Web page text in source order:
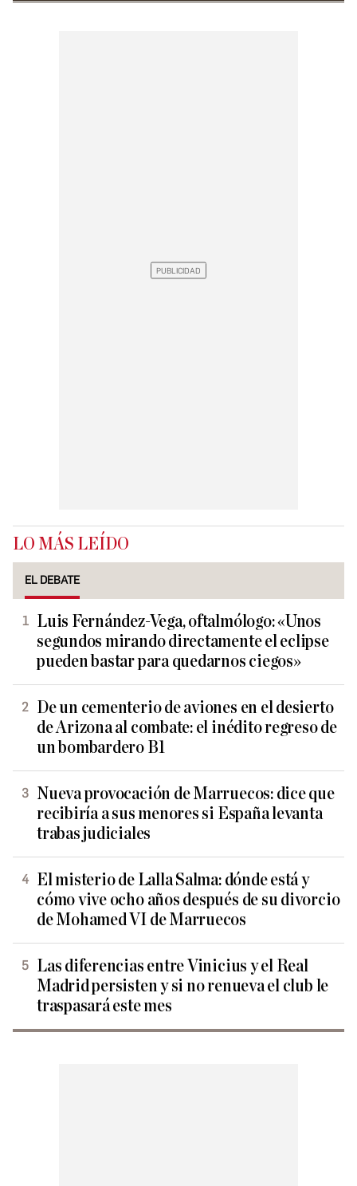
LO MÁS LEÍDO
EL DEBATE
Luis Fernández-Vega, oftalmólogo: «Unos
segundos mirando directamente el eclipse
pueden bastar para quedarnos ciegos»
De un cementerio de aviones en el desierto
de Arizona al combate: el inédito regreso de
un bombardero B1
Nueva provocación de Marruecos: dice que
recibiría a sus menores si España levanta
trabas judiciales
El misterio de Lalla Salma: dónde está y
cómo vive ocho años después de su divorcio
de Mohamed VI de Marruecos
Las diferencias entre Vinicius y el Real
Madrid persisten y si no renueva el club le
traspasará este mes